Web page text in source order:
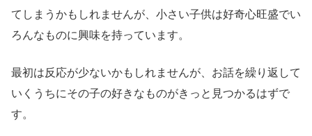
てしまうかもしれませんが、小さい子供は好奇心旺盛でい
ろんなものに興味を持っています。
最初は反応が少ないかもしれませんが、お話を繰り返して
いくうちにその子の好きなものがきっと見つかるはずで
す。